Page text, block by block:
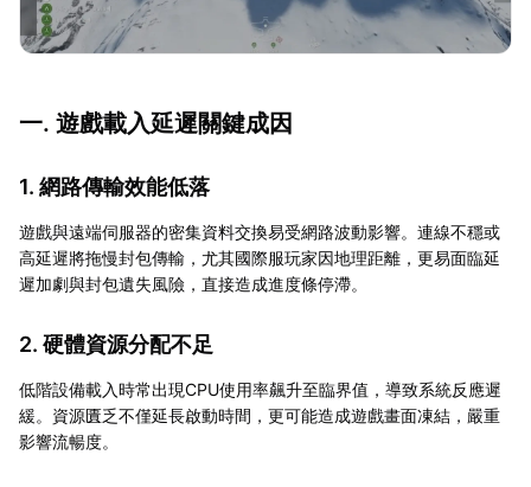
一. 遊戲載入延遲關鍵成因
1. 網路傳輸效能低落
遊戲與遠端伺服器的密集資料交換易受網路波動影響。連線不穩或
高延遲將拖慢封包傳輸，尤其國際服玩家因地理距離，更易面臨延
遲加劇與封包遺失風險，直接造成進度條停滯。
2. 硬體資源分配不足
低階設備載入時常出現CPU使用率飆升至臨界值，導致系統反應遲
緩。資源匱乏不僅延長啟動時間，更可能造成遊戲畫面凍結，嚴重
影響流暢度。